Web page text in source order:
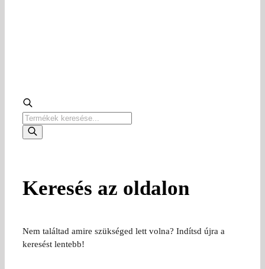
Products
search
Keresés az oldalon
Nem találtad amire szükséged lett volna? Indítsd újra a
keresést lentebb!